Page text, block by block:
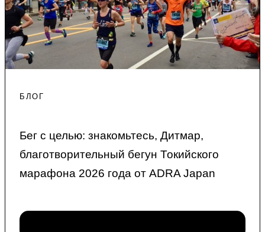
БЛОГ
Бег с целью: знакомьтесь, Дитмар,
благотворительный бегун Токийского
марафона 2026 года от ADRA Japan